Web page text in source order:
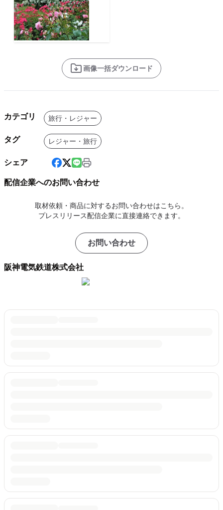
画像一括ダウンロード
カテゴリ 旅行・レジャー
タグ レジャー・旅行
シェア
配信企業へのお問い合わせ
取材依頼・商品に対するお問い合わせはこちら。
プレスリリース配信企業に直接連絡できます。
お問い合わせ
阪神電気鉄道株式会社